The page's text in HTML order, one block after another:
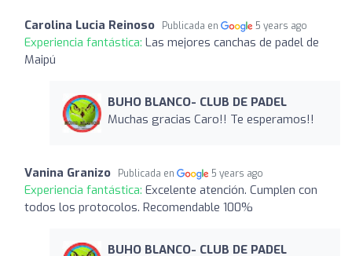
Carolina Lucia Reinoso Publicada en 5 years ago
Experiencia fantástica: Las mejores canchas de padel de
Maipú
BUHO BLANCO- CLUB DE PADEL
Muchas gracias Caro!! Te esperamos!!
Vanina Granizo Publicada en 5 years ago
Experiencia fantástica: Excelente atención. Cumplen con
todos los protocolos. Recomendable 100%
BUHO BLANCO- CLUB DE PADEL